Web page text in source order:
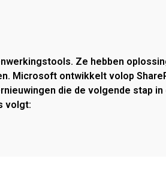
Ze hebben
Microsoft ontwikkelt volop
die de volgende stap
volgt: